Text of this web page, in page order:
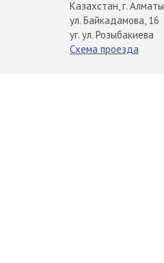
Казахстан, г. Алматы
ул. Байкадамова, 16
уг. ул. Розыбакиева
Схема проезда